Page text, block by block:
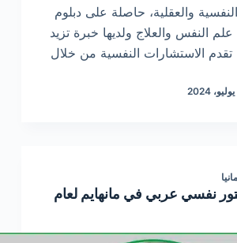
والعقلية، حاصلة على دبلوم
النفس والعلاج ولديها خبرة تزيد
تقدم الاستشارات النفسية من خلال
15 دكتور نفسي عربي في مانهايم لعام